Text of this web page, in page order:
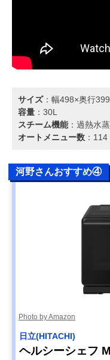
サイズ：幅498×奥行
容量 ：30L
スチーム機能：過熱水
オートメニュー数 ：114
河野さんおすすめ④
Photo by Amazon
日立(HITACHI)
ヘルシーシェフ